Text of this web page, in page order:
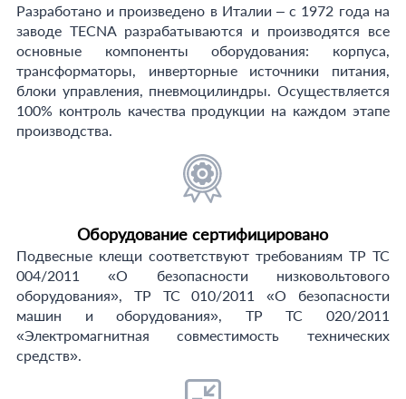
Разработано и произведено в Италии – c 1972 года на
заводе TECNA разрабатываются и производятся все
основные компоненты оборудования: корпуса,
трансформаторы, инверторные источники питания,
блоки управления, пневмоцилиндры. Осуществляется
100% контроль качества продукции на каждом этапе
производства.
Оборудование сертифицировано
Подвесные клещи соответствуют требованиям ТР ТС
004/2011 «О безопасности низковольтового
оборудования», ТР ТС 010/2011 «О безопасности
машин и оборудования», ТР ТС 020/2011
«Электромагнитная совместимость технических
средств».